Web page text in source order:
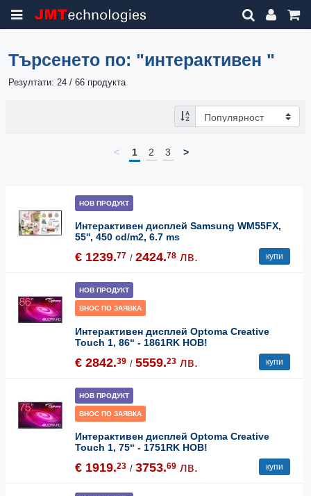
Търсенето по: "интерактивен "
Резултати: 24 / 66 продукта
< 1 2 3 >
НОВ ПРОДУКТ
Интерактивен дисплей Samsung WM55FX,
55'', 450 cd/m2, 6.7 ms
€ 1239.77 / 2424.78 лв. купи
НОВ ПРОДУКТ
ВНОС ПО ЗАЯВКА
Интерактивен дисплей Optoma Creative
Touch 1, 86“ - 1861RK НОВ!
€ 2842.39 / 5559.23 лв. купи
НОВ ПРОДУКТ
ВНОС ПО ЗАЯВКА
Интерактивен дисплей Optoma Creative
Touch 1, 75“ - 1751RK НОВ!
€ 1919.23 / 3753.69 лв. купи